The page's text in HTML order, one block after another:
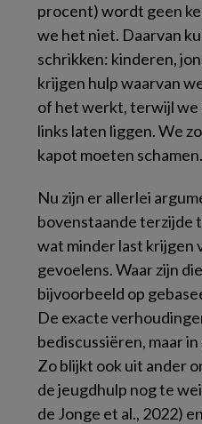
procent) wordt geen
we het niet. Daarvan
schrikken: kinderen,
krijgen hulp waarvan
of het werkt, terwijl we
links laten liggen. We
kapot moeten schamen.
Nu zijn er allerlei
bovenstaande terzijde
wat minder last krijgen
gevoelens. Waar zijn
bijvoorbeeld op
De exacte
bediscussiëren, maar
Zo blijkt ook uit ander
de jeugdhulp nog te
de Jonge et al., 2022)